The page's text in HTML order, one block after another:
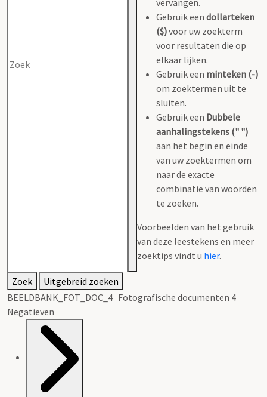
Gebruik een dollarteken
($)voor uw zoekterm
voor resultaten die op
elkaar lijken.
Gebruik een minteken (-)
om zoektermen uit te
sluiten.
Gebruik een Dubbele
aanhalingstekens (" ")
aan het begin en einde
van uw zoektermen om
naar de exacte
combinatie van woorden
te zoeken.
Voorbeelden van het gebruik
van deze leestekens en meer
zoektips vindt u hier.
Zoek
Uitgebreid zoeken
BEELDBANK_FOT_DOC_4 Fotografische documenten 4
Negatieven